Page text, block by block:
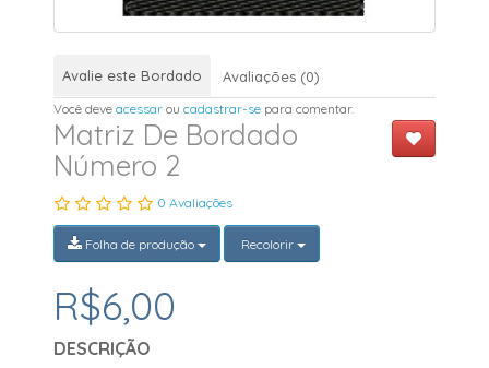
Avalie este Bordado Avaliações (0)
Você deveacessar oucadastrar-se para comentar.
Matriz De Bordado
Número 2
0 Avaliações
Folha de produção Recolorir
R$6,00
DESCRIÇÃO